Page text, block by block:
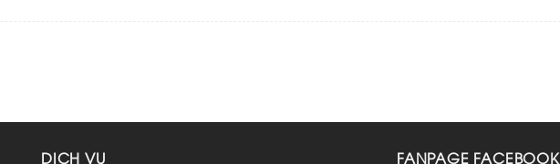
DỊCH VỤ FANPAGE FACEBOOK